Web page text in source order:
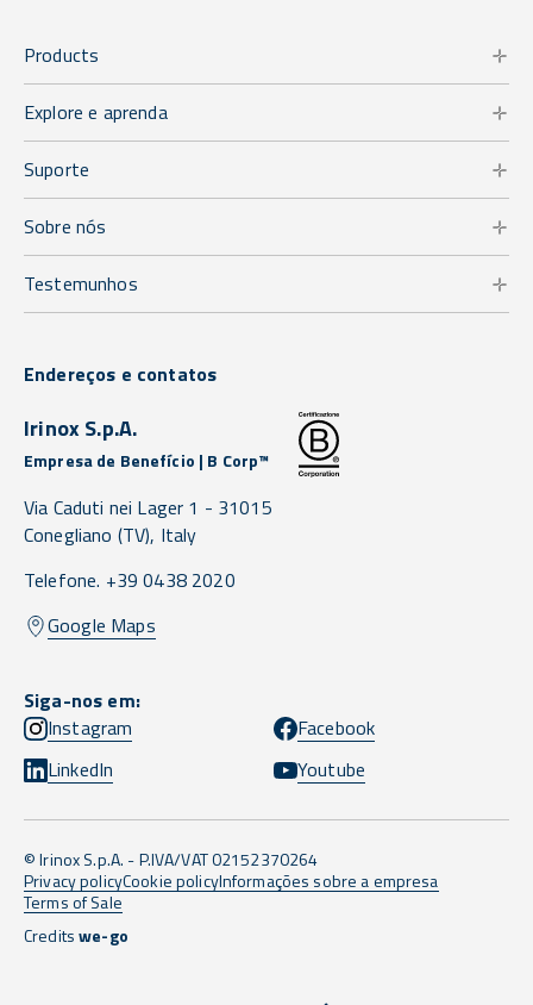
Products
Explore e aprenda
Suporte
Sobre nós
Testemunhos
Endereços e contatos
Irinox S.p.A.
Empresa de Benefício | B Corp™
Via Caduti nei Lager 1 - 31015
Conegliano (TV), Italy
Telefone. +39 0438 2020
Google Maps
Siga-nos em:
Instagram
Facebook
LinkedIn
Youtube
© Irinox S.p.A. - P.IVA/VAT 02152370264
Privacy policyCookie policyInformações sobre a empresa
Terms of Sale
Creditswe-go